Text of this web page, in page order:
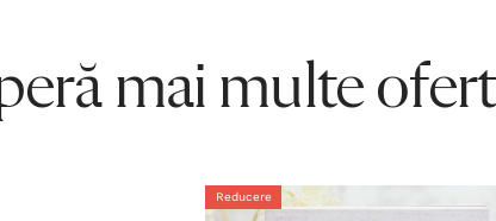
mai multe
Reducere